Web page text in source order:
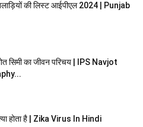
की लिस्ट आईपीएल 2024 | Punjab
सिमी का जीवन परिचय | IPS Navjot
होता है | Zika Virus In Hindi